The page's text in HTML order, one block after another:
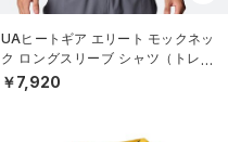
UAヒートギア エリート モックネッ
ク ロングスリーブ シャツ（トレー
ニング/MEN）
￥7,920